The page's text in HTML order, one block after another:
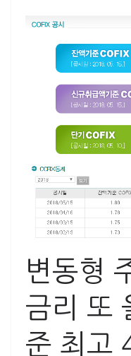
변동형
금리 또
준 최고